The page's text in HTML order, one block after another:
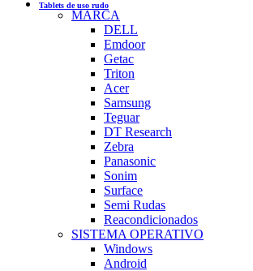
Tablets de uso rudo
MARCA
DELL
Emdoor
Getac
Triton
Acer
Samsung
Teguar
DT Research
Zebra
Panasonic
Sonim
Surface
Semi Rudas
Reacondicionados
SISTEMA OPERATIVO
Windows
Android